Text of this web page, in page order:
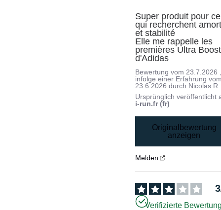
Super produit pour
qui recherchent
et stabilité
Elle me rappelle les
premières Ultra Boost
d'Adidas
Bewertung vom 23.7.2026
infolge einer Erfahrung
23.6.2026 durch Nicolas R.
Ursprünglich veröffentlicht
i-run.fr (fr)
Originalbewertung
anzeigen
Melden
3
Verifizierte